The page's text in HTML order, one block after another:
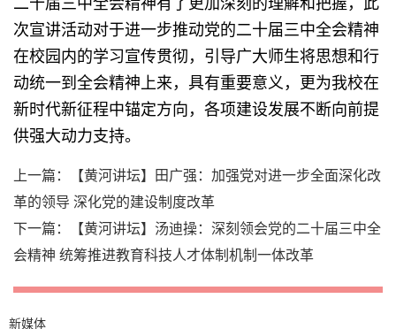
次宣讲活动对于进一步推动党的二十届三中全会精神
在校园内的学习宣传贯彻，引导广大师生将思想和行
动统一到全会精神上来，具有重要意义，更为我校在
新时代新征程中锚定方向，各项建设发展不断向前提
供强大动力支持。
上一篇：
【黄河讲坛】田广强：加强党对进一步全面深化改
革的领导 深化党的建设制度改革
下一篇：
【黄河讲坛】汤迪操：深刻领会党的二十届三中全
会精神 统筹推进教育科技人才体制机制一体改革
新媒体